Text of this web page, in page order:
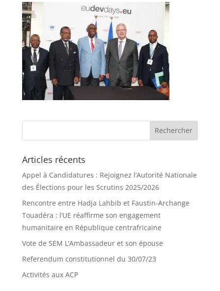
Articles récents
Appel à Candidatures : Rejoignez l’Autorité Nationale
des Élections pour les Scrutins 2025/2026
Rencontre entre Hadja Lahbib et Faustin-Archange
Touadéra : l’UE réaffirme son engagement
humanitaire en République centrafricaine
Vote de SEM L’Ambassadeur et son épouse
Referendum constitutionnel du 30/07/23
Activités aux ACP